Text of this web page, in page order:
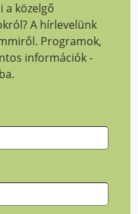
a közelgő
A hírlevelünk
Programok,
információk -